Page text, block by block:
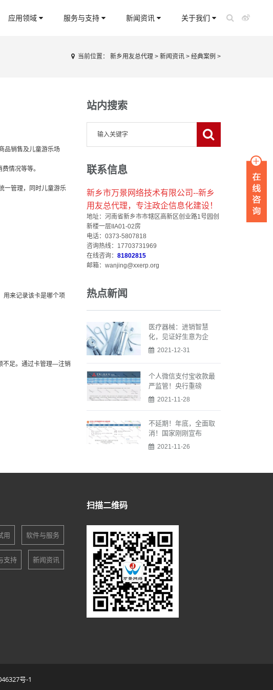
应用领域 服务与支持 新闻资讯 关于我们
当前位置： 新乡用友总代理 > 新闻资讯 > 经典案例 >
品销售及儿童游乐场
情况等等。
一管理，同时儿童游乐
用来记录该卡是哪个项
不足。通过卡管理—注销
站内搜索
联系信息
新乡市万景网络技术有限公司--新乡
用友总代理，专注政企信息化建设！
地址：河南省新乡市市辖区高新区创业路1号园创
新楼一层IIA01-02房
电话：0373-5807818
咨询热线：17703731969
在线咨询： 81802815
邮箱：wanjing@xxerp.org
热点新闻
医疗器械：进销智慧
化，见证好生意为企
2021-12-31
个人微信支付宝收款最
严监管！央行重磅
2021-11-28
不延期！年底，全面取
消！国家刚刚宣布
2021-11-26
用 软件与服务
支持 新闻资讯
扫描二维码
号-1